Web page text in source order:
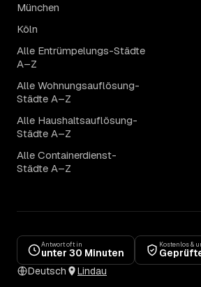
München
Köln
Alle Entrümpelungs-Städte
A–Z
Alle Wohnungsauflösung-
Städte A–Z
Alle Haushaltsauflösung-
Städte A–Z
Alle Containerdienst-
Städte A–Z
Antwort oft in
unter 30 Minuten
Kostenlos &
Deutsch
Lindau